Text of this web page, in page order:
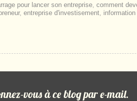
pour lancer son entreprise comment
, entreprise d'investisement
vous à ce blog par e-mail.